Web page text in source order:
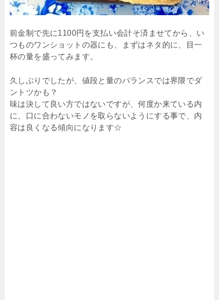
前金制で先に1100円を支払い会計そ済ませてから、い
つものワンショットの器にも、まずはネタ的に、目一
杯の量を盛ってみます。
久しぶりでしたが、値段と量のバランスでは界隈でダ
ントツかも？
味は決して良い方ではないですが、何度か来ている内
に、口に合わないモノを取らないようにする事で、内
容は良くなる傾向になります☆